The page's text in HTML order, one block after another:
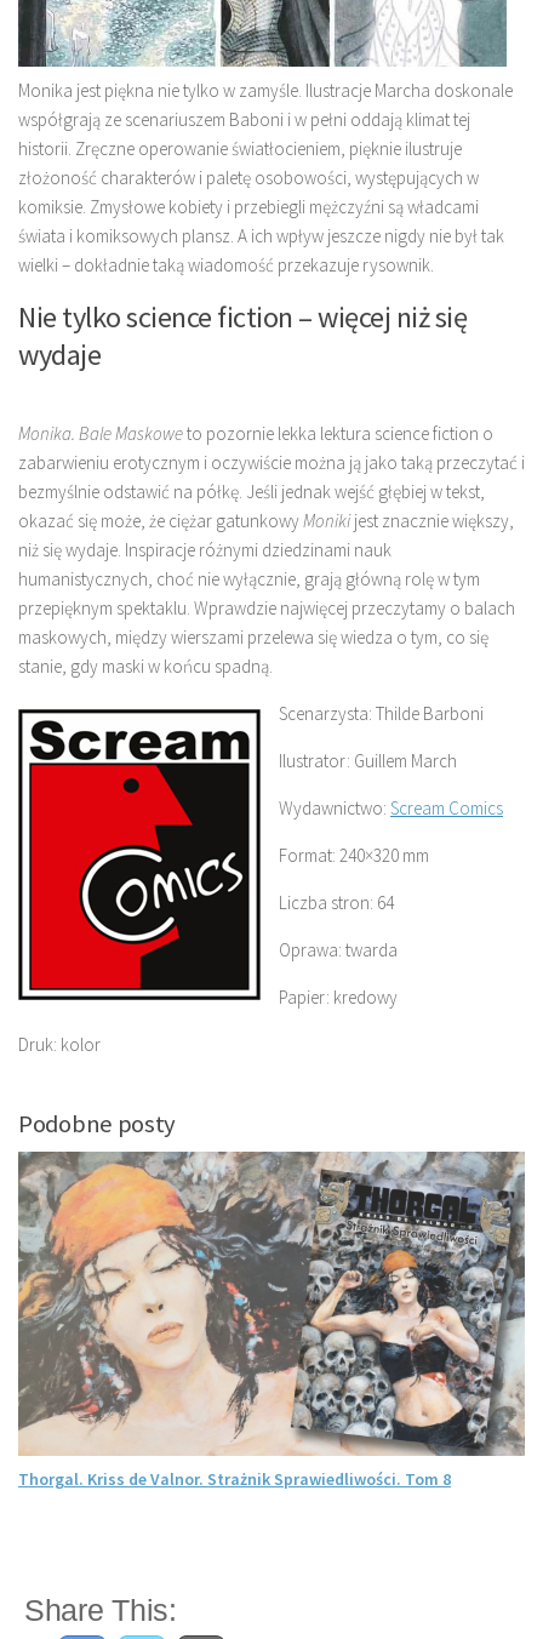
Monika jest piękna nie tylko w zamyśle. Ilustracje Marcha doskonale
współgrają ze scenariuszem Baboni i w pełni oddają klimat tej
historii. Zręczne operowanie światłocieniem, pięknie ilustruje
złożoność charakterów i paletę osobowości, występujących w
komiksie. Zmysłowe kobiety i przebiegli mężczyźni są władcami
świata i komiksowych plansz. A ich wpływ jeszcze nigdy nie był tak
wielki – dokładnie taką wiadomość przekazuje rysownik.
Nie tylko science fiction – więcej niż się
wydaje
Monika. Bale Maskoweto pozornie lekka lektura science fiction o
zabarwieniu erotycznym i oczywiście można ją jako taką przeczytać i
bezmyślnie odstawić na półkę. Jeśli jednak wejść głębiej w tekst,
okazać się może, że ciężar gatunkowyMonikijest znacznie większy,
niż się wydaje. Inspiracje różnymi dziedzinami nauk
humanistycznych, choć nie wyłącznie, grają główną rolę w tym
przepięknym spektaklu. Wprawdzie najwięcej przeczytamy o balach
maskowych, między wierszami przelewa się wiedza o tym, co się
stanie, gdy maski w końcu spadną.
Scenarzysta: Thilde Barboni
Ilustrator: Guillem March
Wydawnictwo: Scream Comics
Format: 240×320 mm
Liczba stron: 64
Oprawa: twarda
Papier: kredowy
Druk: kolor
Podobne posty
Thorgal. Kriss de Valnor. Strażnik Sprawiedliwości. Tom 8
Share This: